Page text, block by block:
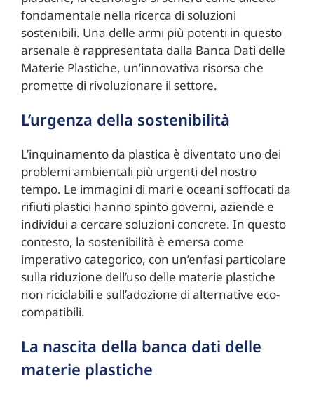
fondamentale nella ricerca di soluzioni
sostenibili. Una delle armi più potenti in questo
arsenale è rappresentata dalla Banca Dati delle
Materie Plastiche, un’innovativa risorsa che
promette di rivoluzionare il settore.
L’urgenza della sostenibilità
L’inquinamento da plastica è diventato uno dei
problemi ambientali più urgenti del nostro
tempo. Le immagini di mari e oceani soffocati da
rifiuti plastici hanno spinto governi, aziende e
individui a cercare soluzioni concrete. In questo
contesto, la sostenibilità è emersa come
imperativo categorico, con un’enfasi particolare
sulla riduzione dell’uso delle materie plastiche
non riciclabili e sull’adozione di alternative eco-
compatibili.
La nascita della banca dati delle
materie plastiche